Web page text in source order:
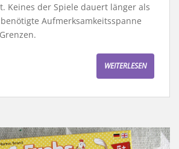
Keines der Spiele dauert länger als
Aufmerksamkeitsspanne
WEITERLESEN